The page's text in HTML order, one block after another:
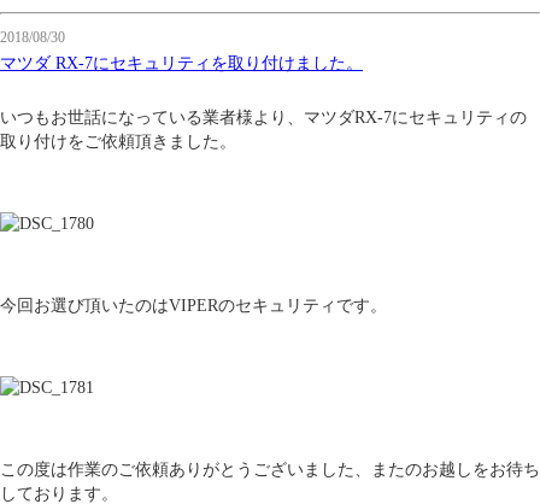
2018/08/30
マツダ RX-7にセキュリティを取り付けました。
いつもお世話になっている業者様より、マツダRX-7にセキュリティの
取り付けをご依頼頂きました。
今回お選び頂いたのはVIPERのセキュリティです。
この度は作業のご依頼ありがとうございました、またのお越しをお待ち
しております。